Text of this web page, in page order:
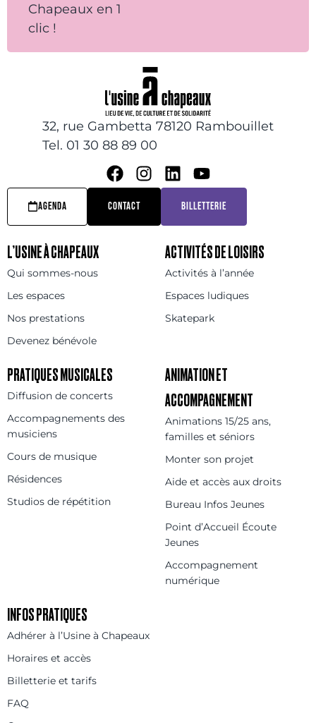
Chapeaux en 1
clic !
32, rue Gambetta 78120 Rambouillet
Tel. 01 30 88 89 00
AGENDA CONTACT BILLETTERIE
L’USINE À CHAPEAUX
Qui sommes-nous
Les espaces
Nos prestations
Devenez bénévole
ACTIVITÉS DE LOISIRS
Activités à l’année
Espaces ludiques
Skatepark
PRATIQUES MUSICALES
Diffusion de concerts
Accompagnements des
musiciens
Cours de musique
Résidences
Studios de répétition
ANIMATION ET
ACCOMPAGNEMENT
Animations 15/25 ans,
familles et séniors
Monter son projet
Aide et accès aux droits
Bureau Infos Jeunes
Point d’Accueil Écoute
Jeunes
Accompagnement
numérique
INFOS PRATIQUES
Adhérer à l’Usine à Chapeaux
Horaires et accès
Billetterie et tarifs
FAQ